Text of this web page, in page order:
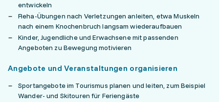
entwickeln
Reha-Übungen nach Verletzungen anleiten, etwa Muskeln
nach einem Knochenbruch langsam wiederaufbauen
Kinder, Jugendliche und Erwachsene mit passenden
Angeboten zu Bewegung motivieren
Angebote und Veranstaltungen organisieren
Sportangebote im Tourismus planen und leiten, zum Beispiel
Wander- und Skitouren für Feriengäste